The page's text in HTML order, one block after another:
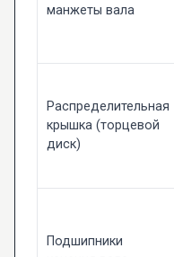
манжеты вала
Распределительная
крышка (торцевой
диск)
Подшипники